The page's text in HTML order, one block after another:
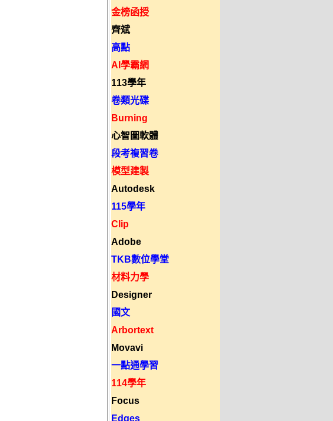
金榜函授
齊斌
高點
AI學霸網
113學年
卷類光碟
Burning
心智圖軟體
段考複習卷
模型建製
Autodesk
115學年
Clip
Adobe
TKB數位學堂
材料力學
Designer
國文
Arbortext
Movavi
一點通學習
114學年
Focus
Edges